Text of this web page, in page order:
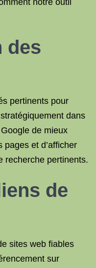
notre outil
des
pertinents pour
dans
de mieux
et d’afficher
recherche pertinents.
de
sites web fiables
sur